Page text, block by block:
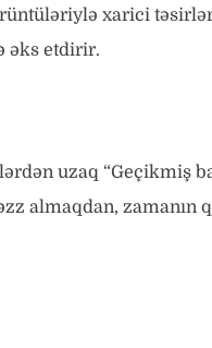
xarici
əks etdirir.
uzaq “Geçikmiş
almaqdan, zamanın